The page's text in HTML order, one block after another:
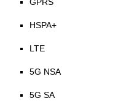
HSPA+
LTE
5G NSA
5G SA